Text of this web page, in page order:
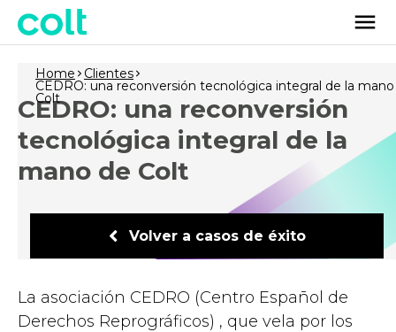
Home Clientes
CEDRO: una reconversión tecnológica integral de la
Colt
CEDRO: una reconversión
tecnológica integral de la
mano de Colt
Volver a casos de éxito
La asociación CEDRO (Centro Español de
Derechos Reprográficos) , que vela por los